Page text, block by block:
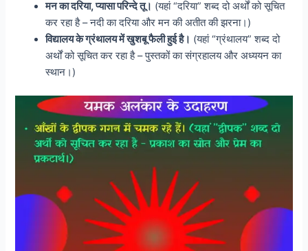
मन का दरिया, प्यासा परिन्दे तू। (यहां “दरिया” शब्द दो अर्थों को सूचित
कर रहा है – नदी का दरिया और मन की अतीत की झरना।)
विद्यालय के ग्रंथालय में खुशबू फैली हुई है। (यहां “ग्रंथालय” शब्द दो
अर्थों को सूचित कर रहा है – पुस्तकों का संग्रहालय और अध्ययन का
स्थान।)